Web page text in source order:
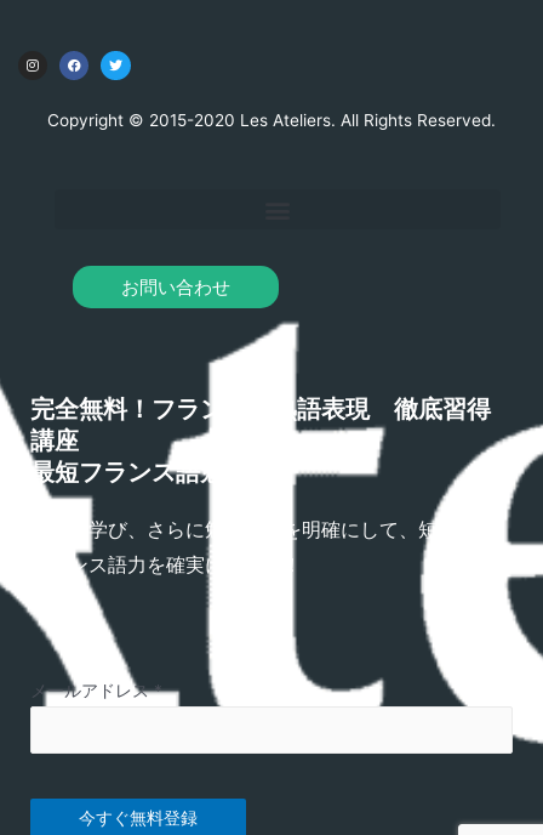
Copyright © 2015-2020 Les Ateliers. All Rights Reserved.
お問い合わせ
完全無料！フランス語熟語表現 徹底習得
講座
最短フランス語勉強法
熟語を学び、さらに勉強方法を明確にして、短期間で
フランス語力を確実にアップ！
メールアドレス*
今すぐ無料登録